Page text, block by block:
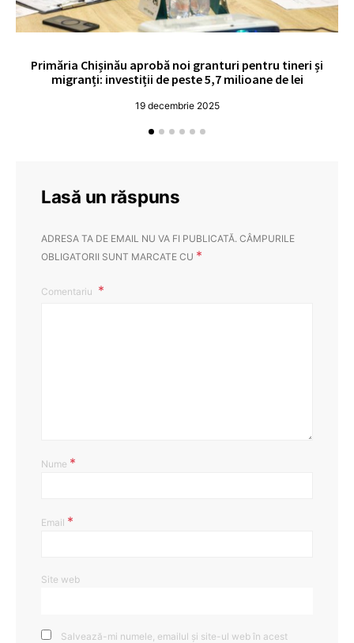
Primăria Chișinău aprobă noi granturi pentru tineri și
migranți: investiții de peste 5,7 milioane de lei
19 decembrie 2025
Lasă un răspuns
ADRESA TA DE EMAIL NU VA FI PUBLICATĂ. CÂMPURILE
OBLIGATORII SUNT MARCATE CU *
Comentariu
Nume *
Email *
Site web
Salvează-mi numele, emailul și site-ul web în acest